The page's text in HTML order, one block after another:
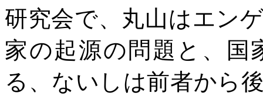
研究会で、丸山はエン
家の起源の問題と、国
る、ないしは前者から